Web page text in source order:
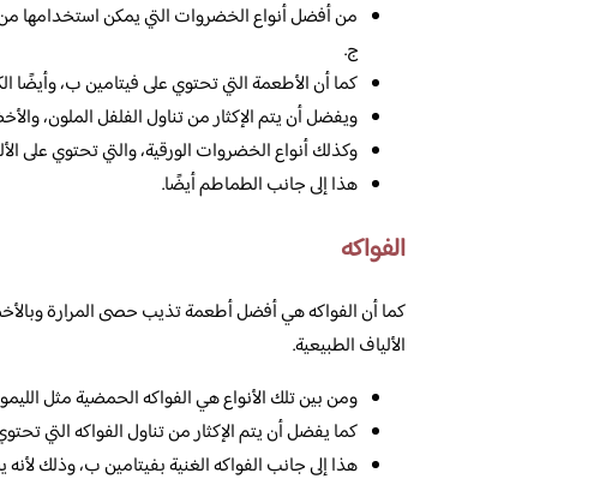
من أفضل أنواع الخضروات التي يمكن استخدامها
ج.
كما أن الأطعمة التي تحتوي على فيتامين ب، وأيضًا
ويفضل أن يتم الإكثار من تناول الفلفل الملون،
وكذلك أنواع الخضروات الورقية، والتي تحتوي على
هذا إلى جانب الطماطم أيضًا.
الفواكه
كما أن الفواكه هي أفضل أطعمة تذيب حصى المرارة
الألياف الطبيعية.
ومن بين تلك الأنواع هي الفواكه الحمضية مثل
كما يفضل أن يتم الإكثار من تناول الفواكه التي
هذا إلى جانب الفواكه الغنية بفيتامين ب، وذلك